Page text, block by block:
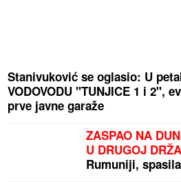
Stanivuković se oglasio: U
VODOVODU "TUNJICE 1 i 2",
prve javne garaže
ZASPAO NA
U DRUGOJ
Rumuniji,